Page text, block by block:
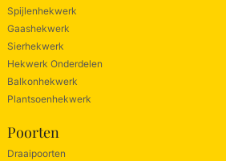
Spijlenhekwerk
Gaashekwerk
Sierhekwerk
Hekwerk Onderdelen
Balkonhekwerk
Plantsoenhekwerk
Poorten
Draaipoorten